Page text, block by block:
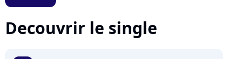
Decouvrir le single